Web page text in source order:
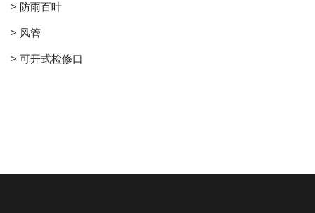
> 防雨百叶
> 风管
> 可开式检修口